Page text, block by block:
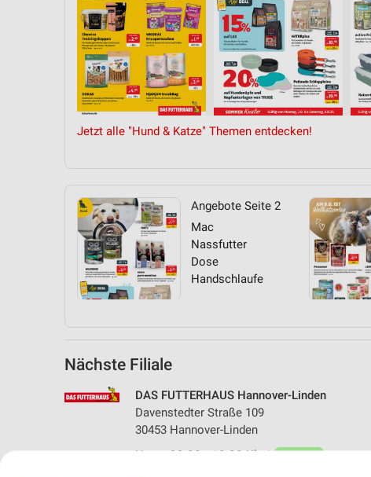
Jetzt alle "Hund & Katze" Themen entdecken!
Angebote Seite 2
Mac
Nassfutter
Dose
Handschlaufe
Nächste Filiale
DAS FUTTERHAUS Hannover-Linden
Davenstedter Straße 109
30453 Hannover-Linden
Heute 09:00 - 18:00 Uhr | Geöffnet